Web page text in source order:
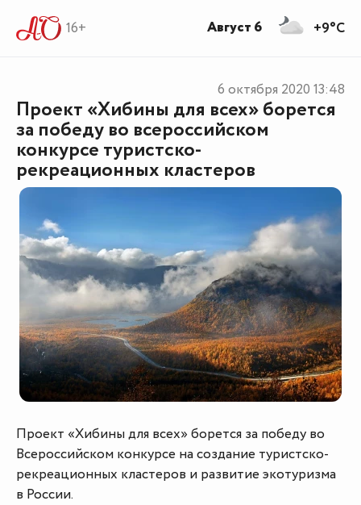
16+
Проект «Хибины для всех» борется
за победу во всероссийском
конкурсе туристско-
рекреационных кластеров
6 октября 2020 13:48
Проект «Хибины для всех» борется за победу во
Всероссийском конкурсе на создание туристско-
рекреационных кластеров и развитие экотуризма
в России.
+9°C
Август 6